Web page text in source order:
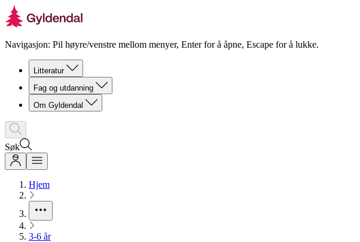
Navigasjon: Pil høyre/venstre mellom menyer, Enter for å åpne, Escape for å lukke.
Litteratur
Fag og utdanning
Om Gyldendal
Søk
Hjem
3-6 år